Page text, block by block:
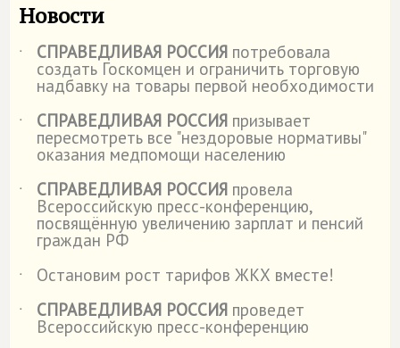
Новости
˙ СПРАВЕДЛИВАЯ РОССИЯ потребовала
создать Госкомцен и ограничить торговую
надбавку на товары первой необходимости
˙
СПРАВЕДЛИВАЯ РОССИЯ призывает
пересмотреть все "нездоровые нормативы"
оказания медпомощи населению
˙
СПРАВЕДЛИВАЯ РОССИЯ провела
Всероссийскую пресс-конференцию,
посвящённую увеличению зарплат и пенсий
граждан РФ
˙
Остановим рост тарифов ЖКХ вместе!
˙
СПРАВЕДЛИВАЯ РОССИЯ проведет
Всероссийскую пресс-конференцию